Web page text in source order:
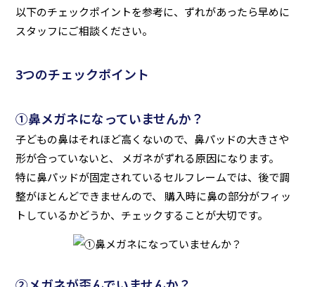
以下のチェックポイントを参考に、ずれがあったら早めに
スタッフにご相談ください。
3つのチェックポイント
①鼻メガネになっていませんか？
子どもの鼻はそれほど高くないので、鼻パッドの大きさや
形が合っていないと、 メガネがずれる原因になります。
特に鼻パッドが固定されているセルフレームでは、後で調
整がほとんどできませんので、 購入時に鼻の部分がフィッ
トしているかどうか、チェックすることが大切です。